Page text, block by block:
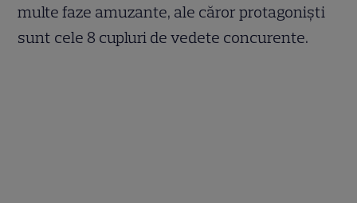
multe faze amuzante, ale căror protagonişti
sunt cele 8 cupluri de vedete concurente.